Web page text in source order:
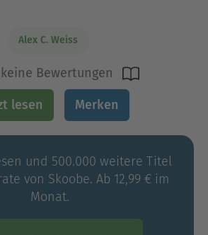
Alex C. Weiss
Bewertungen
lesen Merken
und 500.000 weitere Titel
von Skoobe. Ab 12,99 € im
Monat.